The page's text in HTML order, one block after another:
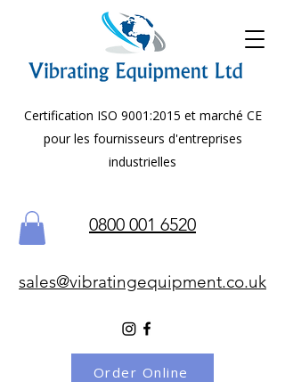
Certification ISO 9001:2015 et marché CE
pour les fournisseurs d'entreprises
industrielles
0800 001 6520
sales@vibratingequipment.co.uk
Order Online